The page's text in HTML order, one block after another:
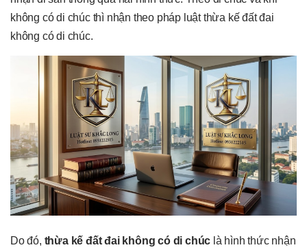
không có di chúc thì nhận theo pháp luật thừa kế đất đai
không có di chúc.
Do đó, thừa kế đất đai không có di chúc là hình thức nhận